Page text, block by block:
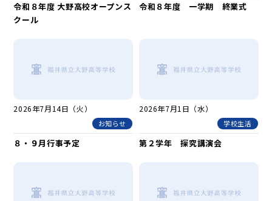
令和８年度 大野高校オープンス
クール
令和８年度 一学期 終業式
2026年7月14日（火）
お知らせ
８・９月行事予定
2026年7月1日（水）
学校生活
第２学年 探究講演会